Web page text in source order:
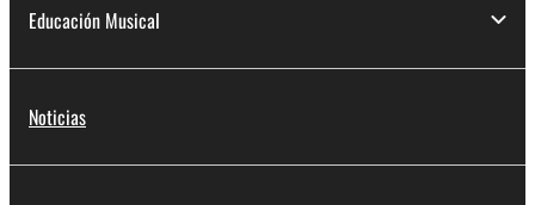
Educación Musical
Noticias